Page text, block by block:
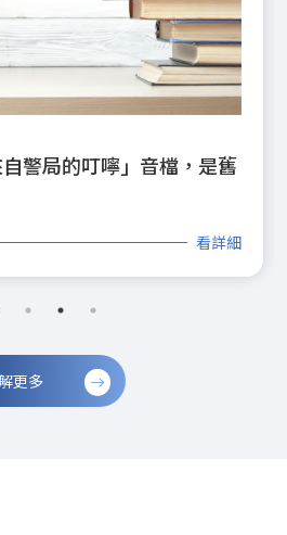
自警局的叮嚀」音檔，是舊
看詳細
更多